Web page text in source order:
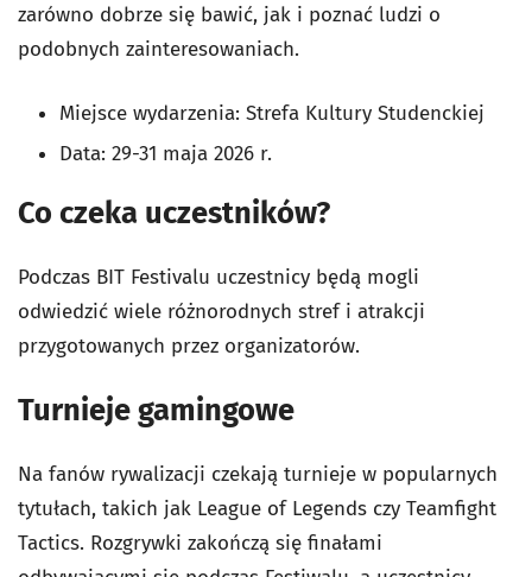
zarówno dobrze się bawić, jak i poznać ludzi o
podobnych zainteresowaniach.
Miejsce wydarzenia: Strefa Kultury Studenckiej
Data: 29-31 maja 2026 r.
Co czeka uczestników?
Podczas BIT Festivalu uczestnicy będą mogli
odwiedzić wiele różnorodnych stref i atrakcji
przygotowanych przez organizatorów.
Turnieje gamingowe
Na fanów rywalizacji czekają turnieje w popularnych
tytułach, takich jak League of Legends czy Teamfight
Tactics. Rozgrywki zakończą się finałami